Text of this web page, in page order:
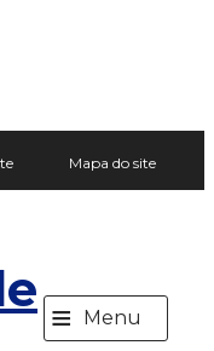
Mapa do site
≡ Menu